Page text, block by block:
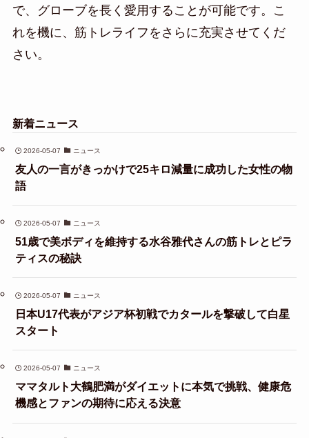
で、グローブを長く愛用することが可能です。こ
れを機に、筋トレライフをさらに充実させてくだ
さい。
新着ニュース
2026-05-07 ニュース
友人の一言がきっかけで25キロ減量に成功した女性の物
語
2026-05-07 ニュース
51歳で美ボディを維持する水谷雅代さんの筋トレとピラ
ティスの秘訣
2026-05-07 ニュース
日本U17代表がアジア杯初戦でカタールを撃破して白星
スタート
2026-05-07 ニュース
ママタルト大鶴肥満がダイエットに本気で挑戦、健康危
機感とファンの期待に応える決意